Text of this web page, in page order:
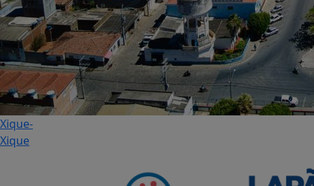
Xique-
Xique